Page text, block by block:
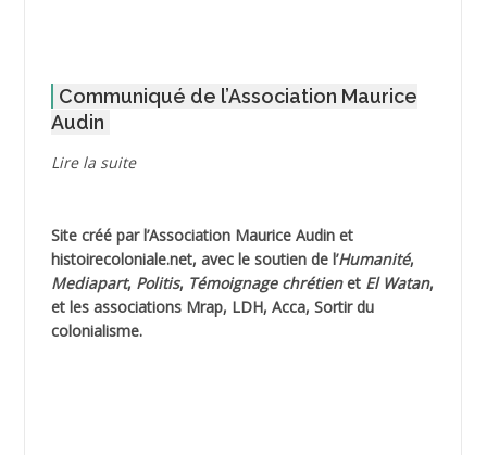
AGOULMINE
AHLOUCHE Mabrouk *
AIBLIED Ahmed
Communiqué de l’Association Maurice
Audin
Lire la suite
Site créé par l’Association Maurice Audinet
histoirecoloniale.net, avec le soutien de l’Humanité,
Mediapart, Politis, Témoignage chrétienet El Watan,
et les associations Mrap, LDH, Acca, Sortir du
colonialisme.